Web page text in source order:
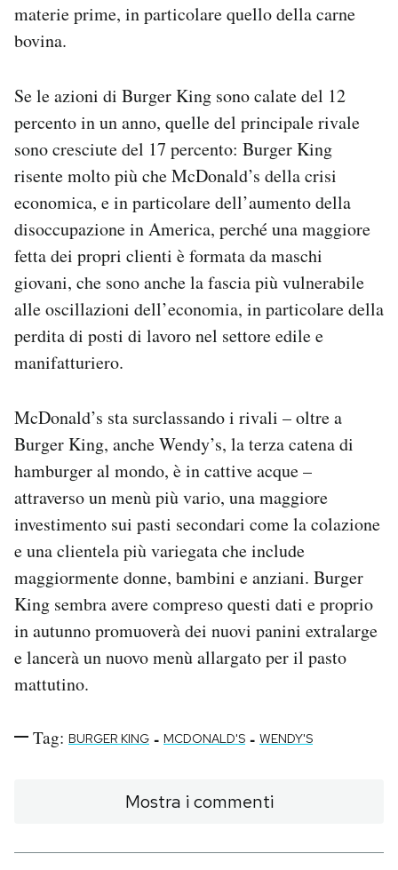
materie prime, in particolare quello della carne
bovina.
Se le azioni di Burger King sono calate del 12
percento in un anno, quelle del principale rivale
sono cresciute del 17 percento: Burger King
risente molto più che McDonald’s della crisi
economica, e in particolare dell’aumento della
disoccupazione in America, perché una maggiore
fetta dei propri clienti è formata da maschi
giovani, che sono anche la fascia più vulnerabile
alle oscillazioni dell’economia, in particolare della
perdita di posti di lavoro nel settore edile e
manifatturiero.
McDonald’s sta surclassando i rivali – oltre a
Burger King, anche Wendy’s, la terza catena di
hamburger al mondo, è in cattive acque –
attraverso un menù più vario, una maggiore
investimento sui pasti secondari come la colazione
e una clientela più variegata che include
maggiormente donne, bambini e anziani. Burger
King sembra avere compreso questi dati e proprio
in autunno promuoverà dei nuovi panini extralarge
e lancerà un nuovo menù allargato per il pasto
mattutino.
Tag: BURGER KING - MCDONALD'S - WENDY'S
Mostra i commenti